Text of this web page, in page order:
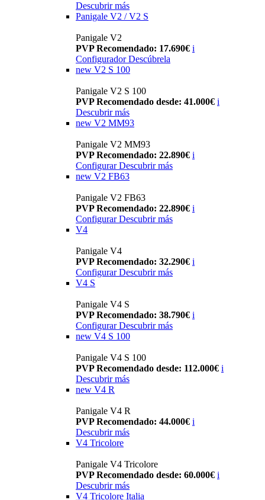
Descubrir más
Panigale V2 / V2 S
Panigale V2
PVP Recomendado: 17.690€ i
Configurador Descúbrela
new V2 S 100
Panigale V2 S 100
PVP Recomendado desde: 41.000€ i
Descubrir más
new V2 MM93
Panigale V2 MM93
PVP Recomendado: 22.890€ i
Configurar Descubrir más
new V2 FB63
Panigale V2 FB63
PVP Recomendado: 22.890€ i
Configurar Descubrir más
V4
Panigale V4
PVP Recomendado: 32.290€ i
Configurar Descubrir más
V4 S
Panigale V4 S
PVP Recomendado: 38.790€ i
Configurar Descubrir más
new V4 S 100
Panigale V4 S 100
PVP Recomendado desde: 112.000€ i
Descubrir más
new V4 R
Panigale V4 R
PVP Recomendado: 44.000€ i
Descubrir más
V4 Tricolore
Panigale V4 Tricolore
PVP Recomendado desde: 60.000€ i
Descubrir más
V4 Tricolore Italia